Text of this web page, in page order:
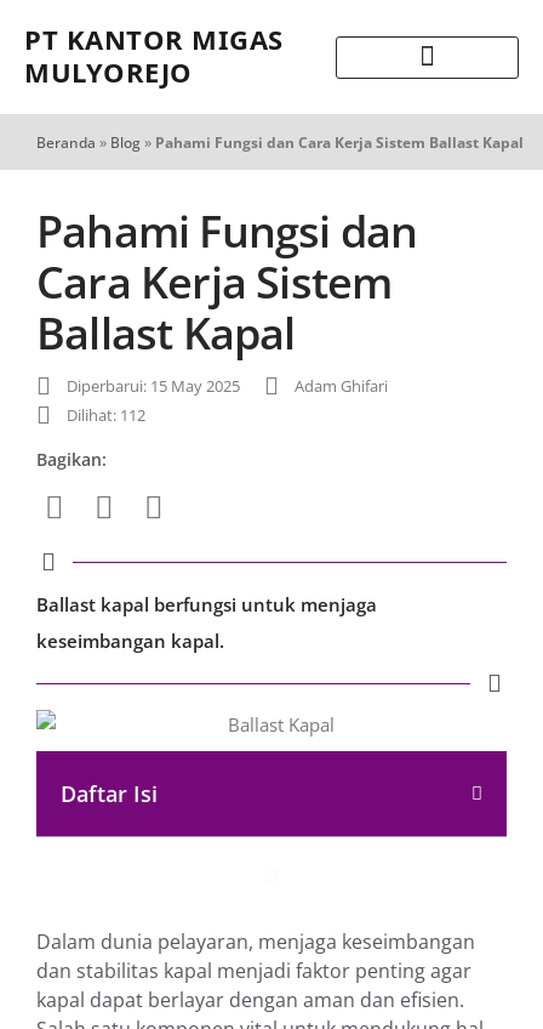
PT KANTOR MIGAS
MULYOREJO
Beranda » Blog» Pahami Fungsi dan Cara Kerja Sistem Ballast Kapal
Pahami Fungsi dan
Cara Kerja Sistem
Ballast Kapal
Diperbarui: 15 May 2025
Adam Ghifari
Dilihat: 112
Bagikan:
Ballast kapal berfungsi untuk menjaga
keseimbangan kapal.
Daftar Isi
Dalam dunia pelayaran, menjaga keseimbangan
dan stabilitas kapal menjadi faktor penting agar
kapal dapat berlayar dengan aman dan efisien.